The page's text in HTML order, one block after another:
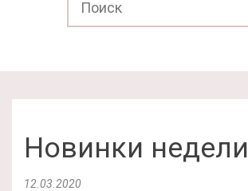
Новинки недели
12.03.2020